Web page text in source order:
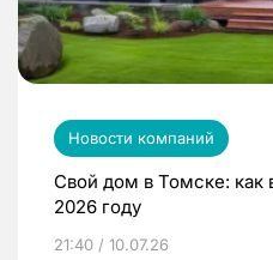
Новости компаний
Свой дом в Томске: как
2026 году
21:40 / 10.07.26